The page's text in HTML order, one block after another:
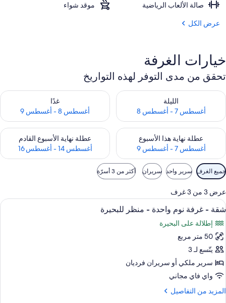
صالة الألعاب الرياضية
موقد شواء
عرض الكل
خيارات الغرفة
تحقق من مدى التوفر لهذه التواريخ
الليلة
أغسطس 7 - أغسطس 8
تحقق من مدى التوفر لليلة للفترة أغسطس 7 - أغسطس 8
غدًا
أغسطس 8 - أغسطس 9
تحقق من مدى التوفر لغد للفترة أغسطس
عطلة نهاية هذا الأسبوع
أغسطس 7 - أغسطس 9
تحقق من مدى التوفر لعطلة نهاية هذا الأسبوع للفترة أغسطس 7 - أغسطس 9
عطلة نهاية الأسبوع القادم
أغسطس 14 - أغسطس 16
تحقق من مدى التوفر لعطلة نهاية
عوامل
التصفية
المتاحة
للغرف
جميع الغرف سرير واحد سريران أكثر من 3 أسرّة
عرض 3 من 3 غرف
استعراض
جميع
صور
شقة
-
غرفة
نوم
واحدة
-
11
شقة - غرفة نوم واحدة - منظر للبحيرة
إطلالة على البحيرة
50 متر مربع
يتّسع لـ 3
سرير ملكي‫‬ أو سريران فرديان
واي فاي مجاني
المزيد من التفاصيل
المزيد